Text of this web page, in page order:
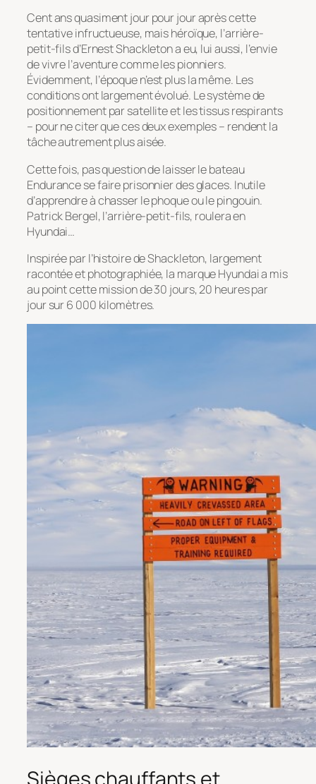
Cent ans quasiment jour pour jour après cette
tentative infructueuse, mais héroïque, l’arrière-
petit-fils d’Ernest Shackleton a eu, lui aussi, l’envie
de vivre l’aventure comme les pionniers.
Évidemment, l’époque n’est plus la même. Les
conditions ont largement évolué. Le système de
positionnement par satellite et les tissus respirants
– pour ne citer que ces deux exemples – rendent la
tâche autrement plus aisée.
Cette fois, pas question de laisser le bateau
Endurance se faire prisonnier des glaces. Inutile
d’apprendre à chasser le phoque ou le pingouin.
Patrick Bergel, l’arrière-petit-fils, roulera en
Hyundai…
Inspirée par l’histoire de Shackleton, largement
racontée et photographiée, la marque Hyundai a mis
au point cette mission de 30 jours, 20 heures par
jour sur 6 000 kilomètres.